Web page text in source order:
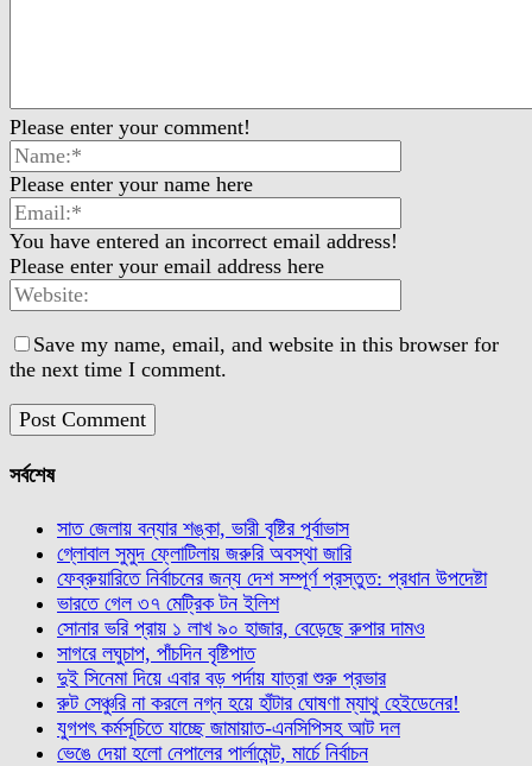
Please enter your comment!
Please enter your name here
You have entered an incorrect email address!
Please enter your email address here
Save my name, email, and website in this browser for
the next time I comment.
সর্বশেষ
সাত জেলায় বন্যার শঙ্কা, ভারী বৃষ্টির পূর্বাভাস
গ্লোবাল সুমুদ ফ্লোটিলায় জরুরি অবস্থা জারি
ফেব্রুয়ারিতে নির্বাচনের জন্য দেশ সম্পূর্ণ প্রস্তুত: প্রধান উপদেষ্টা
ভারতে গেল ৩৭ মেট্রিক টন ইলিশ
সোনার ভরি প্রায় ১ লাখ ৯০ হাজার, বেড়েছে রুপার দামও
সাগরে লঘুচাপ, পাঁচদিন বৃষ্টিপাত
দুই সিনেমা দিয়ে এবার বড় পর্দায় যাত্রা শুরু প্রভার
রুট সেঞ্চুরি না করলে নগ্ন হয়ে হাঁটার ঘোষণা ম্যাথু হেইডেনের!
যুগপৎ কর্মসূচিতে যাচ্ছে জামায়াত-এনসিপিসহ আট দল
ভেঙে দেয়া হলো নেপালের পার্লামেন্ট, মার্চে নির্বাচন